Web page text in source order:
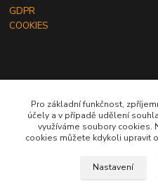
GDPR
COOKIES
JAK OBJEDNAT RYTINU DO
JAK VYBRAT SPRÁVNOU
Pro základní funkčnost,
účely a v případě udělení
využíváme soubory cookies.
cookies můžete kdykoli upravit
Nastavení